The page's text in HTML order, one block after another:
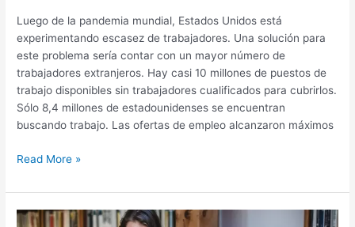
Luego de la pandemia mundial, Estados Unidos está
experimentando escasez de trabajadores. Una solución para
este problema sería contar con un mayor número de
trabajadores extranjeros. Hay casi 10 millones de puestos de
trabajo disponibles sin trabajadores cualificados para cubrirlos.
Sólo 8,4 millones de estadounidenses se encuentran
buscando trabajo. Las ofertas de empleo alcanzaron máximos
Read More »
Treinta